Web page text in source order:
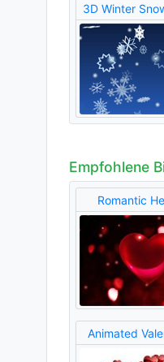
3D Winter
Empfohlene
Romantic
Animated